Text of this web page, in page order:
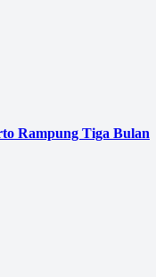
Rampung Tiga Bulan